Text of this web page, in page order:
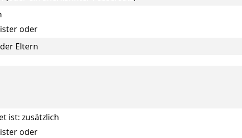
oder
Eltern
ist: zusätzlich
oder